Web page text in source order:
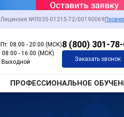
Лицензия №Л035-01215-72/00190069
08:00 - 20:00 (МСК)
08:00 - 16:00 (МСК)
Выходной
8 (800) 301-
Заказать звонок
ПРОФЕССИОНАЛЬНОЕ